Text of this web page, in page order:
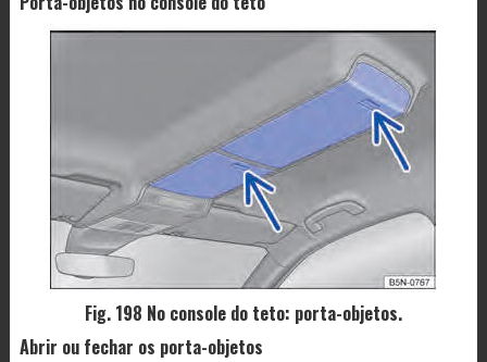
Fig. 198 No console do teto: porta-objetos.
Abrir ou fechar os porta-objetos